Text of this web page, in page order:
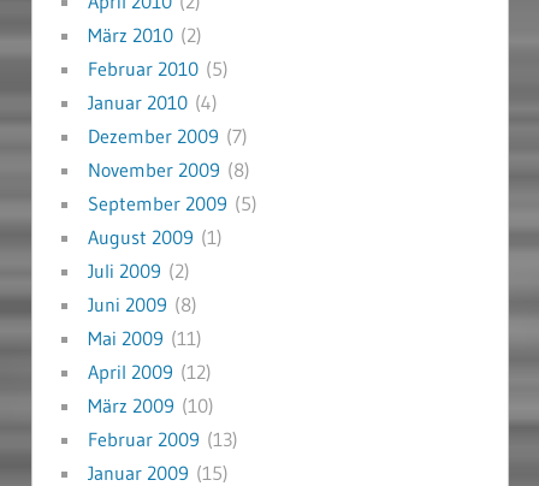
März 2010(2)
Februar 2010(5)
Januar 2010(4)
Dezember 2009 (7)
November 2009 (8)
September 2009 (5)
August 2009 (1)
Juli 2009 (2)
Juni 2009 (8)
Mai 2009 (11)
April 2009 (12)
März 2009 (10)
Februar 2009 (13)
Januar 2009 (15)